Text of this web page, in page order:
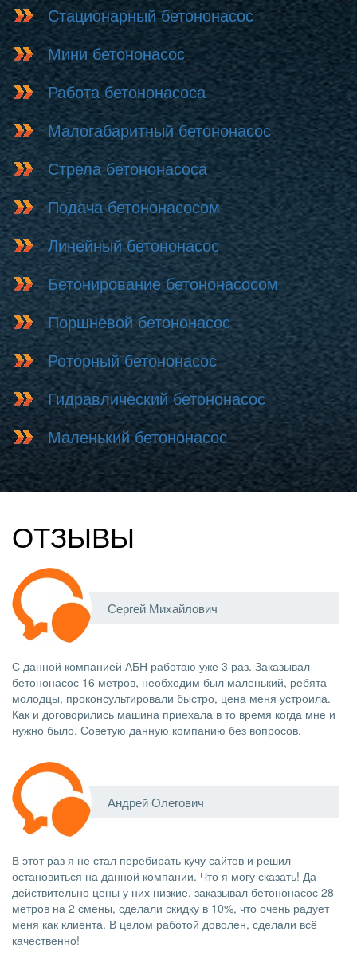
Стационарный бетононасос
Мини бетононасос
Работа бетононасоса
Малогабаритный бетононасос
Стрела бетононасоса
Подача бетононасосом
Линейный бетононасос
Бетонирование бетононасосом
Поршневой бетононасос
Роторный бетононасос
Гидравлический бетононасос
Маленький бетононасос
ОТЗЫВЫ
Сергей Михайлович
С данной компанией АБН работаю уже 3 раз. Заказывал
бетононасос 16 метров, необходим был маленький, ребята
молодцы, проконсультировали быстро, цена меня устроила.
Как и договорились машина приехала в то время когда мне и
нужно было. Советую данную компанию без вопросов.
Андрей Олегович
В этот раз я не стал перебирать кучу сайтов и решил
остановиться на данной компании. Что я могу сказать! Да
действительно цены у них низкие, заказывал бетононасос 28
метров на 2 смены, сделали скидку в 10%, что очень радует
меня как клиента. В целом работой доволен, сделали всё
качественно!